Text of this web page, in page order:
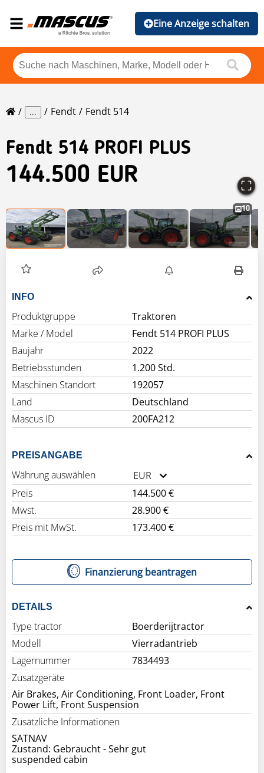
Eine Anzeige schalten
... Fendt Fendt 514
Fendt 514 PROFI PLUS
144.500 EUR
10
INFO
Produktgruppe
Traktoren
Marke / Model
Fendt 514 PROFI PLUS
Baujahr
2022
Betriebsstunden
1.200 Std.
Maschinen Standort
192057
Land
Deutschland
Mascus ID
200FA212
PREISANGABE
Währung auswählen
EUR
Preis
144.500 €
Mwst.
28.900 €
Preis mit MwSt.
173.400 €
Finanzierung beantragen
DETAILS
Type tractor
Boerderijtractor
Modell
Vierradantrieb
Lagernummer
7834493
Zusatzgeräte
Air Brakes, Air Conditioning, Front Loader, Front
Power Lift, Front Suspension
Zusätzliche Informationen
SATNAV
Zustand: Gebraucht - Sehr gut
suspended cabin